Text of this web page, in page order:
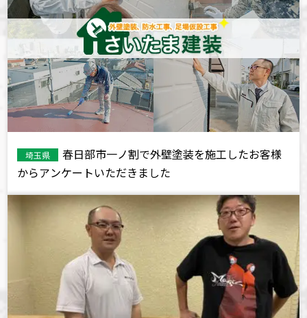
埼玉県
春日部市一ノ割で外壁塗装を施工したお客様
からアンケートいただきました